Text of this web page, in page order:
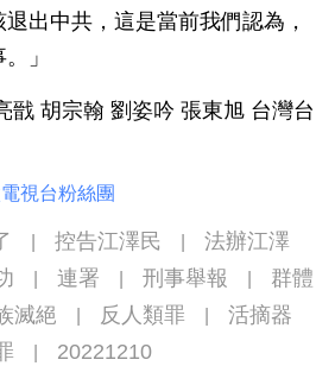
出中共，這是當前我們認為，
」
戩 胡宗翰 劉姿吟 張東旭 台灣台
視台粉絲團
控告江澤民
法辦江澤
連署 刑事舉報
群體
滅絕 反人類罪
活摘器
20221210